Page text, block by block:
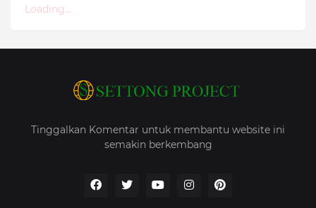
Loading...
Tinggalkan Komentar untuk membantu website ini
semakin berkembang